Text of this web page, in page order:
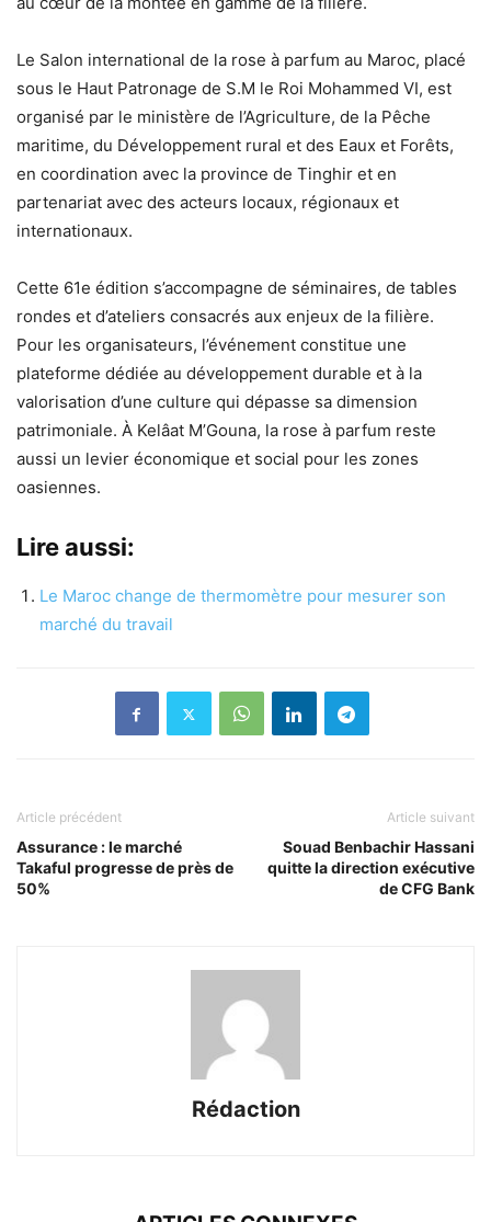
Le Salon international de la rose à parfum au Maroc, placé
sous le Haut Patronage de S.M le Roi Mohammed VI, est
organisé par le ministère de l’Agriculture, de la Pêche
maritime, du Développement rural et des Eaux et Forêts,
en coordination avec la province de Tinghir et en
partenariat avec des acteurs locaux, régionaux et
internationaux.
Cette 61e édition s’accompagne de séminaires, de tables
rondes et d’ateliers consacrés aux enjeux de la filière.
Pour les organisateurs, l’événement constitue une
plateforme dédiée au développement durable et à la
valorisation d’une culture qui dépasse sa dimension
patrimoniale. À Kelâat M’Gouna, la rose à parfum reste
aussi un levier économique et social pour les zones
oasiennes.
Lire aussi:
Le Maroc change de thermomètre pour mesurer son
marché du travail
Article précédent
Assurance : le marché
Takaful progresse de près de
50%
Article suivant
Souad Benbachir Hassani
quitte la direction exécutive
de CFG Bank
Rédaction